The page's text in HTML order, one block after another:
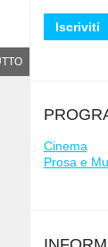
Cinema
Prosa e